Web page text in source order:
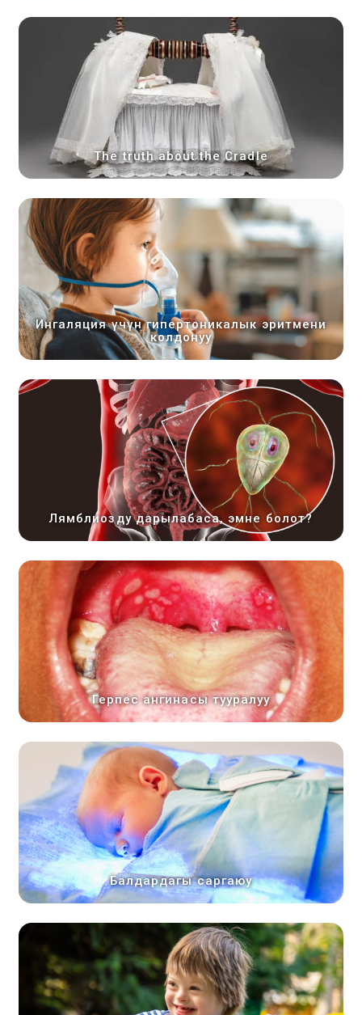
The truth about the Cradle
Ингаляция үчүн гипертоникалык эритмени
колдонуу
Лямблиозду дарылабаса, эмне болот?
Герпес ангинасы тууралуу
Балдардагы саргаюу